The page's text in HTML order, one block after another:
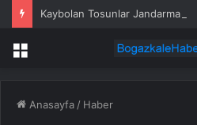
Kaybolan Tosunlar Jandarma
Menü
Anasayfa / Haber